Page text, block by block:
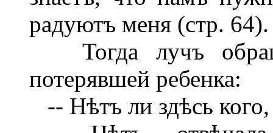
радуютъ меня (стр. 64).
Тогда лучъ
потерявшей ребенка:
-- Нѣтъ ли здѣсь кого,